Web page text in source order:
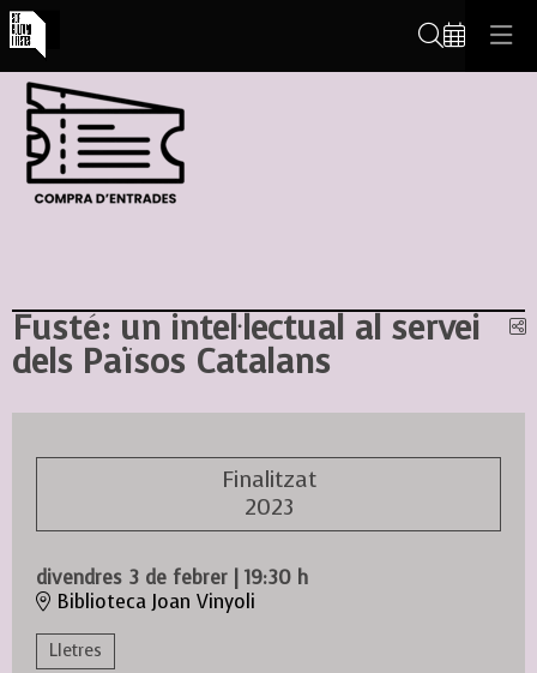
Fusté: un intel·lectual al servei
dels Països Catalans
Finalitzat
2023
divendres 3 de febrer | 19:30 h
Biblioteca Joan Vinyoli
Lletres